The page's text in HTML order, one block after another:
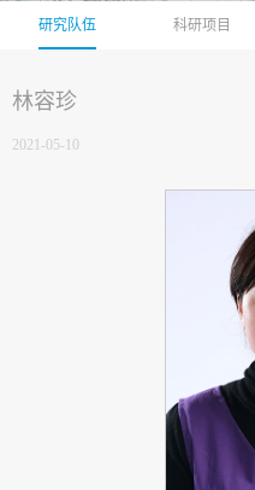
研究队伍 科研项目
林容珍
2021-05-10